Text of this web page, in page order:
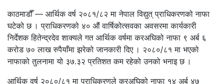
काठमाडौँ — आर्थिक वर्ष २०८१/८२ मा नेपाल विद्युत् प्राधिकरणको नाफा
घटेको छ । प्राधिकरणको ४० औं वार्षिकोत्सवका अवसरमा कार्यकारी
निर्देशक हितेन्द्रदेव शाक्यले गत आर्थिक वर्षमा करअघिको नाफा ९ अर्ब ६
करोड ७० लाख रुपैयाँमा झरेको जानकारी दिए । २०८०/८१ मा भएको
नाफाको तुलनामा यो ३७.३२ प्रतिशत कम रहेको उनको भनाइ छ ।
आर्थिक वर्ष २०८०/८१ मा प्राधिकरणले करअघिको नाफा १४ अर्ब ४७